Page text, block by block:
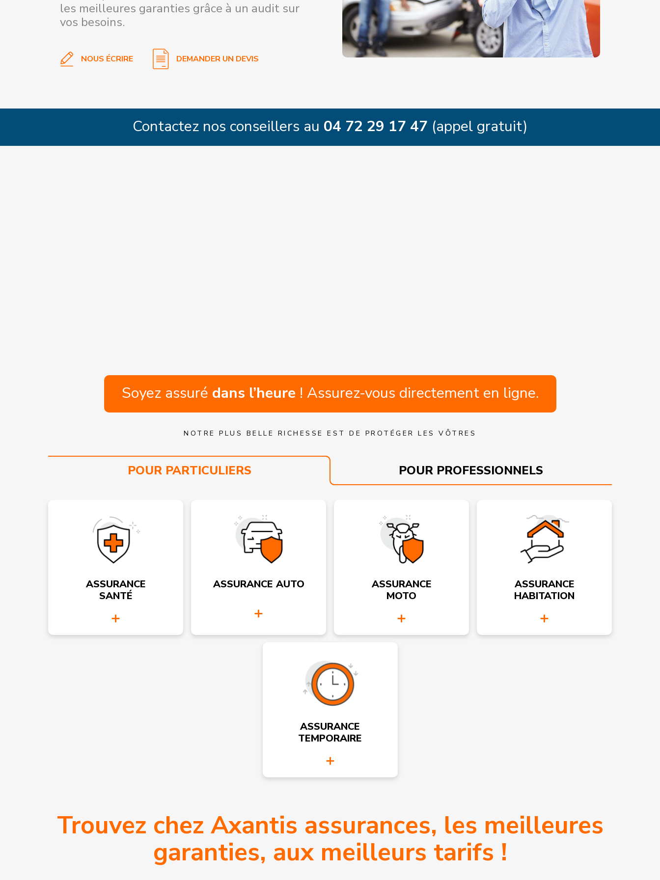
les meilleures garanties grâce à un audit sur
vos besoins.
NOUS ÉCRIRE DEMANDER UN DEVIS
Contactez nos conseillers au 04 72 29 17 47 (appel gratuit)
Soyez assuré dans l’heure ! Assurez-vous directement en ligne.
NOTRE PLUS BELLE RICHESSE EST DE PROTÉGER LES VÔTRES
POUR PARTICULIERS POUR PROFESSIONNELS
ASSURANCE
SANTÉ
ASSURANCE AUTO
ASSURANCE
MOTO
ASSURANCE
HABITATION
ASSURANCE
TEMPORAIRE
ASSURANCE
DÉCENNALE
ASSURANCE
VTC
ASSURANCE
TAXI
ASSURANCE
MULTIRISQUE
Trouvez chez Axantis assurances, les meilleures
garanties, aux meilleurs tarifs !